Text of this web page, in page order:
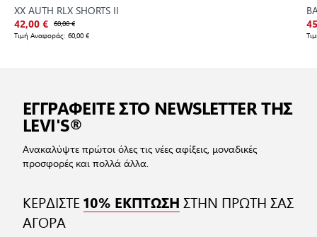
XX AUTH RLX SHORTS II
42,00 € 60,00 €
Τιμή Αναφοράς: 60,00 €
ΕΓΓΡΑΦΕΙΤΕ ΣΤΟ NEWSLETTER ΤΗΣ
LEVI'S®
Ανακαλύψτε πρώτοι όλες τις νέες αφίξεις, μοναδικές
προσφορές και πολλά άλλα.
ΚΕΡΔΙΣΤΕ10% ΕΚΠΤΩΣΗ ΣΤΗΝ ΠΡΩΤΗ ΣΑΣ
ΑΓΟΡΑ